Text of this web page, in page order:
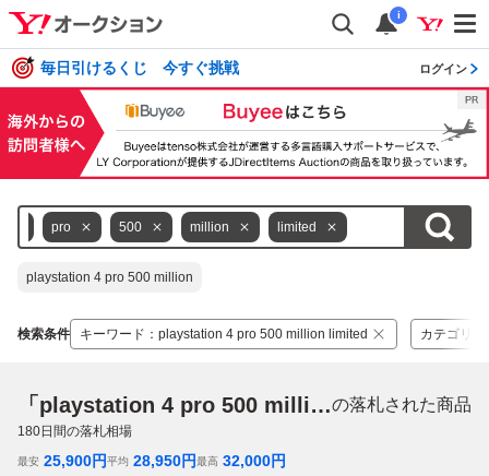
i
毎日引けるくじ 今すぐ挑戦 ログイン
pro 500 million limited
playstation 4 pro 500 million
検索条件 キーワード ： playstation 4 pro 500 million limited カテゴリ
「playstation 4 pro 500 million limited」の落札された商品
180日間の落札相場
最安 25,900円平均 28,950円最高 32,000円